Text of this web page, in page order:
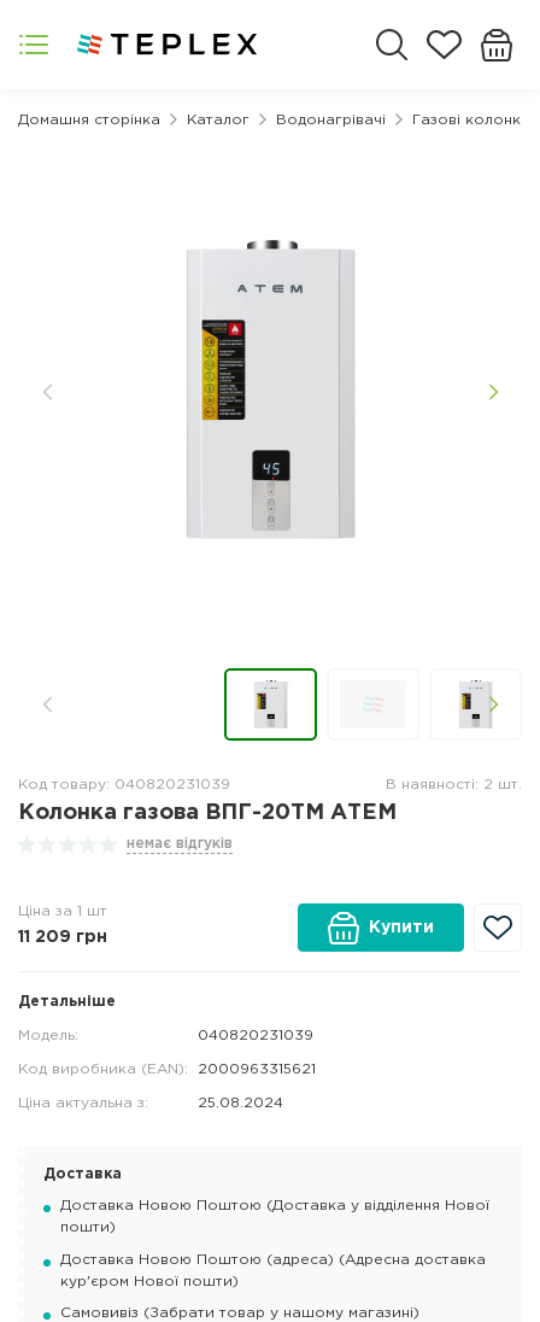
Домашня сторінка Каталог Водонагрівачі Газові колонки
Код товару: 040820231039 В наявності: 2 шт.
Колонка газова ВПГ-20ТМ АТЕМ
немає відгуків
Ціна за 1 шт
11 209 грн
Купити
Детальніше
Модель: 040820231039
Код виробника (EAN): 2000963315621
Ціна актуальна з: 25.08.2024
Доставка
Доставка Новою Поштою (Доставка у відділення Нової
пошти)
Доставка Новою Поштою (адреса) (Адресна доставка
кур'єром Нової пошти)
Самовивіз (Забрати товар у нашому магазині)